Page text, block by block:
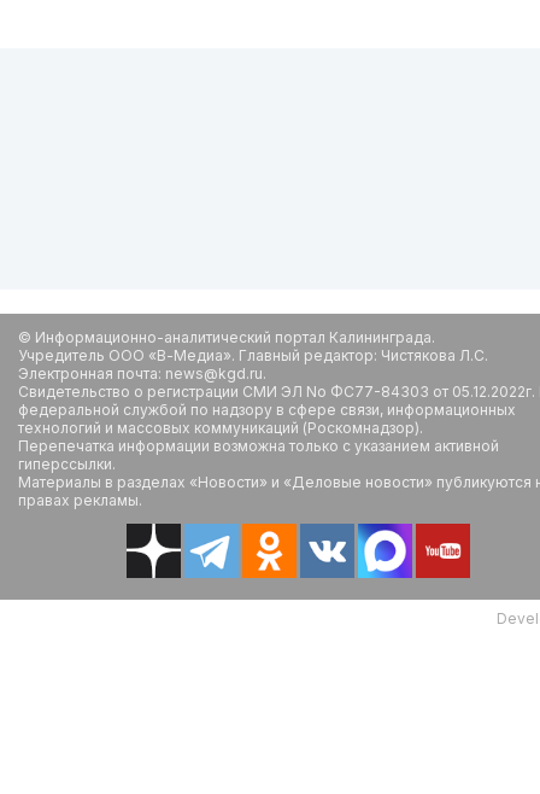
© Информационно-аналитический портал Калининграда.
Учредитель ООО «В-Медиа». Главный редактор: Чистякова Л.С.
Электронная почта: news@kgd.ru.
Свидетельство о регистрации СМИ ЭЛ No ФС77-84303 от
федеральной службой по надзору в сфере связи, информационных
технологий и массовых коммуникаций (Роскомнадзор).
Перепечатка информации возможна только с указанием активной
гиперссылки.
Материалы в разделах «Новости» и «Деловые новости» публикуются
правах рекламы.